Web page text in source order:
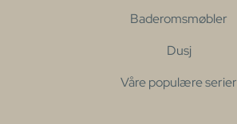
Baderomsmøbler
Dusj
Våre populære serier